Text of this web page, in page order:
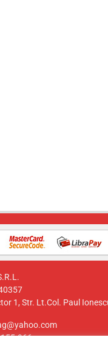
1, Str. Lt.Col. Paul